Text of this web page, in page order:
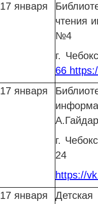
17 января
чтения
№4
г.
66
17 января
г.
24
https://
17 января